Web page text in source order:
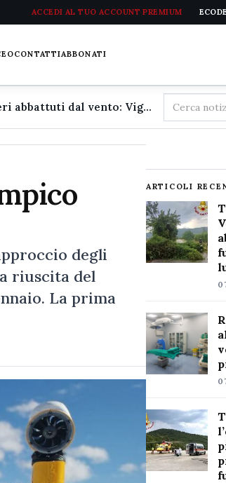
ACCEDI AL TUO ACCOUNT PREMIUM
CONTATTIABBONATI
Tromba d'aria nella valle del Volturno, decine di alberi abbattuti dal vento: Vigili del fuoco ripristinano lo stato dei luoghi
Cerca
nel
degli
riuscita del
La prima
ARTICOLI